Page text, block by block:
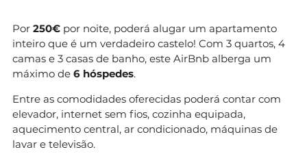
Por 250€ por noite, poderá alugar um apartamento
inteiro que é um verdadeiro castelo! Com 3 quartos, 4
camas e 3 casas de banho, este AirBnb alberga um
máximo de 6 hóspedes.
Entre as comodidades oferecidas poderá contar com
elevador, internet sem fios, cozinha equipada,
aquecimento central, ar condicionado, máquinas de
lavar e televisão.